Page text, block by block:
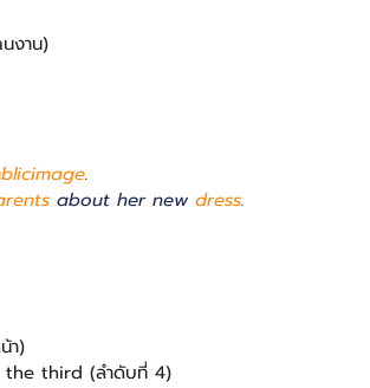
งาน)
image.
about her new dress.
า)
third (ลำดับที่ 4)